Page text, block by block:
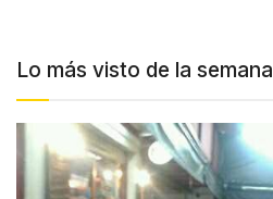
Lo más visto de la semana